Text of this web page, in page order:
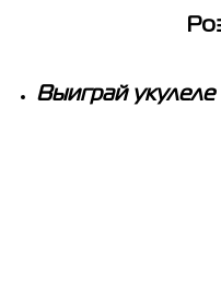
Выиграй укулеле